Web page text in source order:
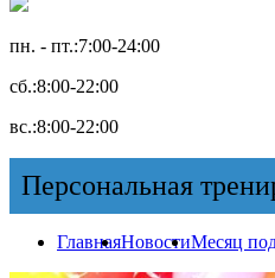
пн. - пт.:7:00-24:00
сб.:8:00-22:00
вс.:8:00-22:00
Персональная
ГлавнаяНовостиМесяц